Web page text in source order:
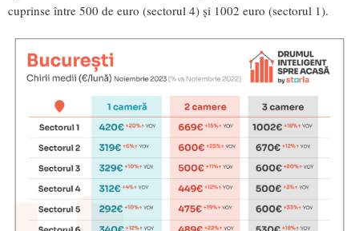
cuprinse între 500 de euro (sectorul 4) și 1002 euro (sectorul 1).